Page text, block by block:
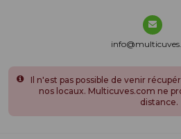
Il n'est pas possible de venir
nos locaux. Multicuves.com ne
distance.